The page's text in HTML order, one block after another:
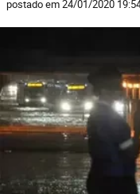
postado em 24/01/2020